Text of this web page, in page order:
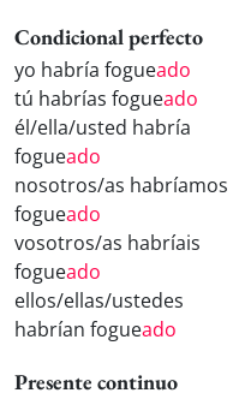
Condicional perfecto
yo habría fogueado
tú habrías fogueado
él/ella/usted habría
fogueado
nosotros/as habríamos
fogueado
vosotros/as habríais
fogueado
ellos/ellas/ustedes
habrían fogueado
Presente continuo